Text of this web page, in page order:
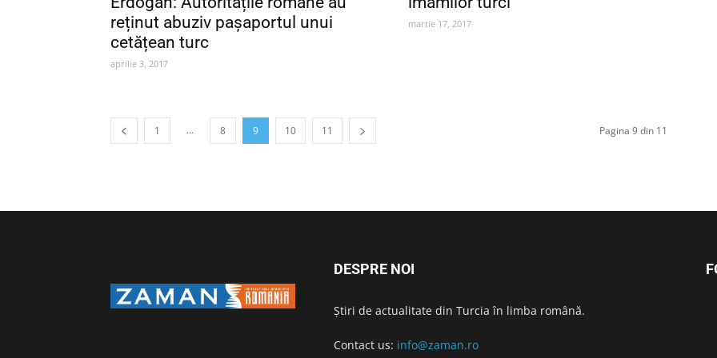
reținut abuziv pașaportul unui
cetățean turc
aprilie 3, 2017
martie 17, 2017
1 ... 8 9 10 11 Pagina 9 din 11
DESPRE NOI
Știri de actualitate din Turcia în limba română.
Contact us: info@zaman.ro